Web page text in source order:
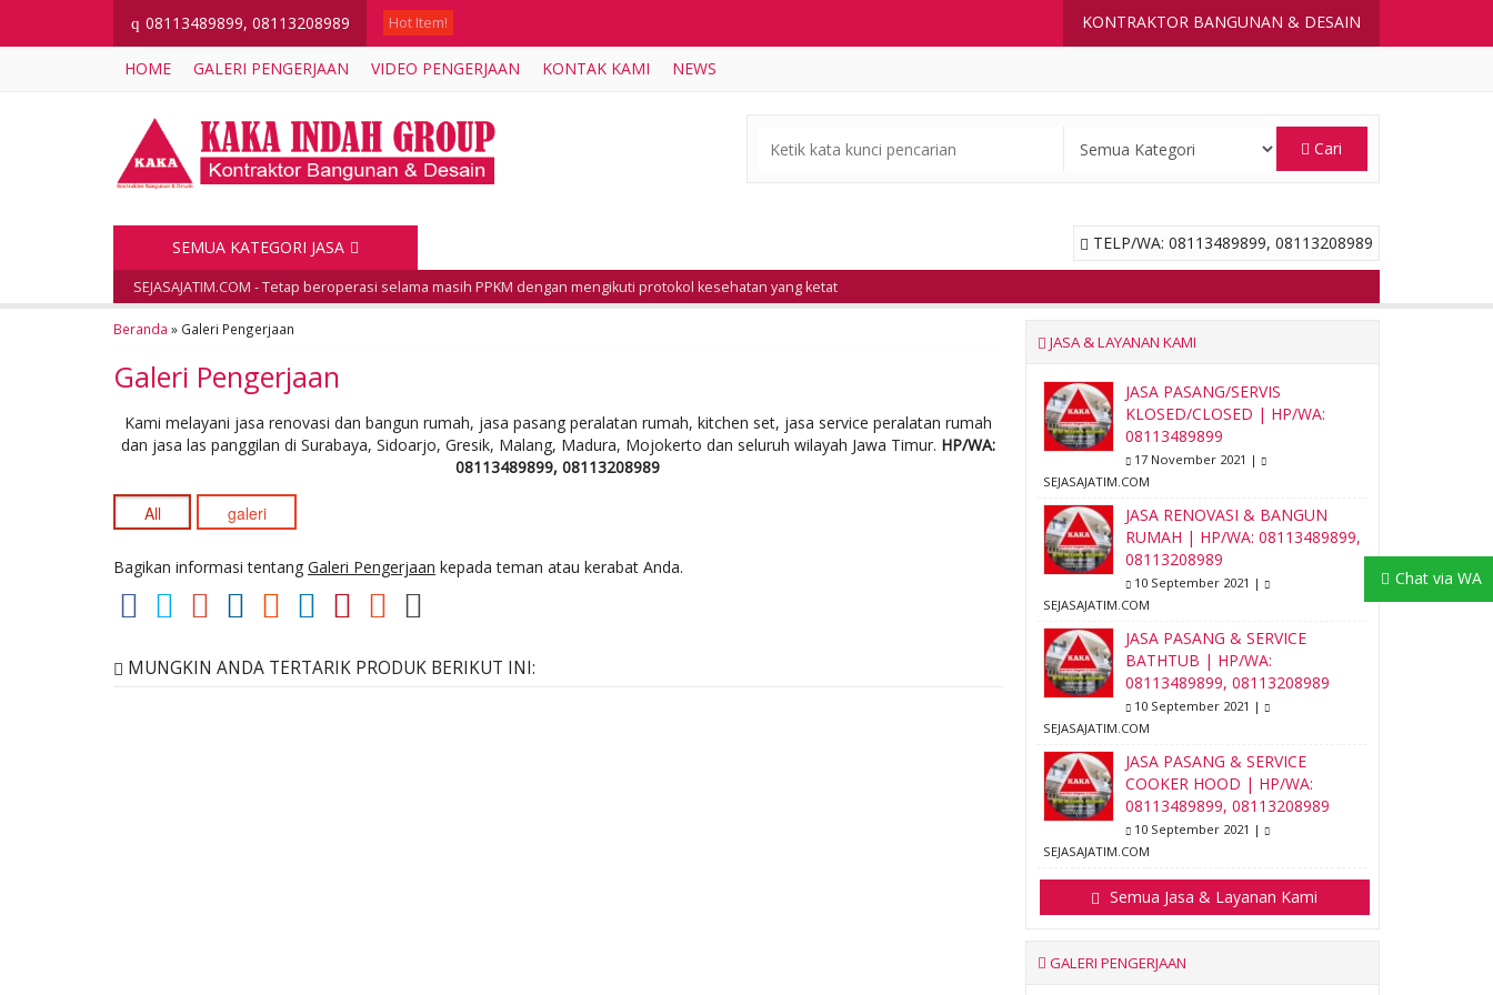
q 08113489899, 08113208989 Hot Item! KONTRAKTOR BANGUNAN & DESAIN
HOME GALERI PENGERJAAN VIDEO PENGERJAAN KONTAK KAMI NEWS
Cari
TELP/WA: 08113489899, 08113208989
SEMUA KATEGORI JASA
SEJASAJATIM.COM - Tetap beroperasi selama masih PPKM dengan mengikuti protokol kesehatan yang ketat
Beranda » Galeri Pengerjaan
Galeri Pengerjaan
Kami melayani jasa renovasi dan bangun rumah, jasa pasang peralatan rumah, kitchen set, jasa service peralatan rumah
dan jasa las panggilan di Surabaya, Sidoarjo, Gresik, Malang, Madura, Mojokerto dan seluruh wilayah Jawa Timur. HP/WA:
08113489899, 08113208989
All galeri
Bagikan informasi tentang Galeri Pengerjaan kepada teman atau kerabat Anda.
MUNGKIN ANDA TERTARIK PRODUK BERIKUT INI:
JASA & LAYANAN KAMI
JASA PASANG/SERVIS
KLOSED/CLOSED | HP/WA:
08113489899
17 November 2021 |
SEJASAJATIM.COM
JASA RENOVASI & BANGUN
RUMAH | HP/WA: 08113489899,
08113208989
10 September 2021 |
SEJASAJATIM.COM
JASA PASANG & SERVICE
BATHTUB | HP/WA:
08113489899, 08113208989
10 September 2021 |
SEJASAJATIM.COM
JASA PASANG & SERVICE
COOKER HOOD | HP/WA:
08113489899, 08113208989
10 September 2021 |
SEJASAJATIM.COM
Semua Jasa & Layanan Kami
GALERI PENGERJAAN
Chat via WA